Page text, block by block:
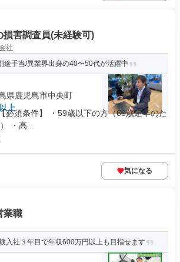
損害調査員(未経験可)
社
途手当/異業界出身の40〜50代が活躍中
県鹿児島市中央町
上
必須条件】 ・59歳以下の方（60歳定年のた
・高...
気になる
業職
入社３年目で年収600万円以上も目指せます